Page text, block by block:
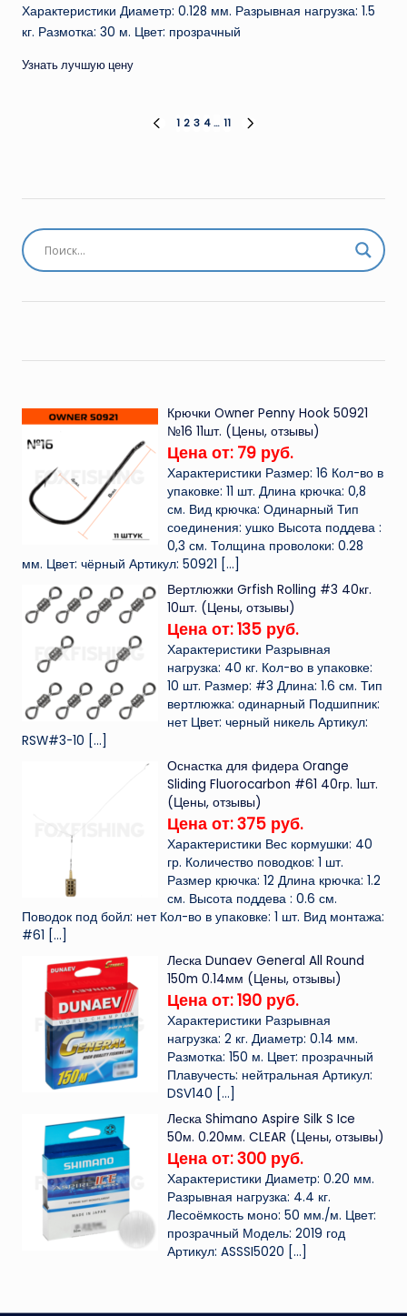
Характеристики Диаметр: 0.128 мм. Разрывная нагрузка: 1.5
кг. Размотка: 30 м. Цвет: прозрачный
Узнать лучшую цену
ПагинацияПРЕД.
1 2 3 4 … 11
Крючки Owner Penny Hook 50921
№16 11шт. (Цены, отзывы)
Цена от: 79 руб.
Характеристики Размер: 16 Кол-во в
упаковке: 11 шт. Длина крючка: 0,8
см. Вид крючка: Одинарный Тип
соединения: ушко Высота поддева :
0,3 см. Толщина проволоки: 0.28
мм. Цвет: чёрный Артикул: 50921 […]
Вертлюжки Grfish Rolling #3 40кг.
10шт. (Цены, отзывы)
Цена от: 135 руб.
Характеристики Разрывная
нагрузка: 40 кг. Кол-во в упаковке:
10 шт. Размер: #3 Длина: 1.6 см. Тип
вертлюжка: одинарный Подшипник:
нет Цвет: черный никель Артикул:
RSW#3-10 […]
Оснастка для фидера Orange
Sliding Fluorocarbon #61 40гр. 1шт.
(Цены, отзывы)
Цена от: 375 руб.
Характеристики Вес кормушки: 40
гр. Количество поводков: 1 шт.
Размер крючка: 12 Длина крючка: 1.2
см. Высота поддева : 0.6 см.
Поводок под бойл: нет Кол-во в упаковке: 1 шт. Вид монтажа:
#61 […]
Леска Dunaev General All Round
150m 0.14мм (Цены, отзывы)
Цена от: 190 руб.
Характеристики Разрывная
нагрузка: 2 кг. Диаметр: 0.14 мм.
Размотка: 150 м. Цвет: прозрачный
Плавучесть: нейтральная Артикул:
DSV140 […]
Леска Shimano Aspire Silk S Ice
50м. 0.20мм. CLEAR (Цены, отзывы)
Цена от: 300 руб.
Характеристики Диаметр: 0.20 мм.
Разрывная нагрузка: 4.4 кг.
Лесоёмкость моно: 50 мм./м. Цвет:
прозрачный Модель: 2019 год
Артикул: ASSSI5020 […]